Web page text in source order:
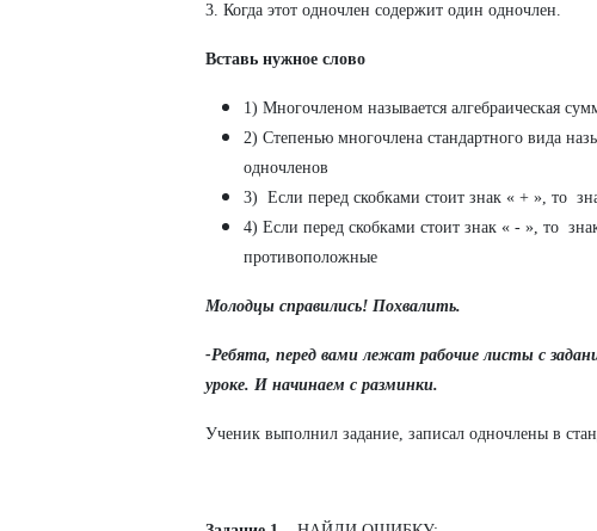
3. Когда этот одночлен содержит один одночлен.
Вставь нужное слово
1) Многочленом называется алгебраическая
2) Степенью многочлена стандартного вида
одночленов
3) Если перед скобками стоит знак « + », то
4) Если перед скобками стоит знак « - », то
противоположные
Молодцы справились! Похвалить.
-Ребята, перед вами лежат рабочие листы с
уроке. И начинаем с разминки.
Ученик выполнил задание, записал одночлены в